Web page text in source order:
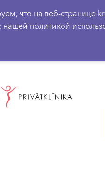
что на веб-странице
нашей политикой